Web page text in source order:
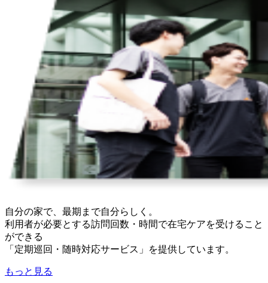
自分の家で、最期まで自分らしく。
利用者が必要とする訪問回数・時間で在宅ケアを受けること
ができる
「定期巡回・随時対応サービス」を提供しています。
もっと見る